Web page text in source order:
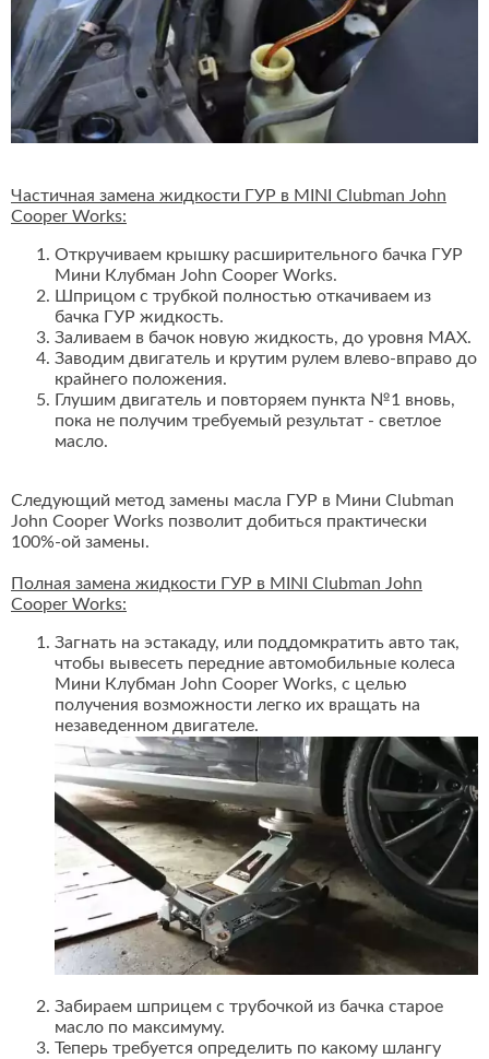
Частичная замена жидкости ГУР в MINI Clubman John
Cooper Works:
Откручиваем крышку расширительного бачка ГУР
Мини Клубман John Cooper Works.
Шприцом с трубкой полностью откачиваем из
бачка ГУР жидкость.
Заливаем в бачок новую жидкость, до уровня MAX.
Заводим двигатель и крутим рулем влево-вправо до
крайнего положения.
Глушим двигатель и повторяем пункта №1 вновь,
пока не получим требуемый результат - светлое
масло.
Следующий метод замены масла ГУР в Мини Clubman
John Cooper Works позволит добиться практически
100%-ой замены.
Полная замена жидкости ГУР в MINI Clubman John
Cooper Works:
Загнать на эстакаду, или поддомкратить авто так,
чтобы вывесеть передние автомобильные колеса
Мини Клубман John Cooper Works, с целью
получения возможности легко их вращать на
незаведенном двигателе.
Забираем шприцем с трубочкой из бачка старое
масло по максимуму.
Теперь требуется определить по какому шлангу